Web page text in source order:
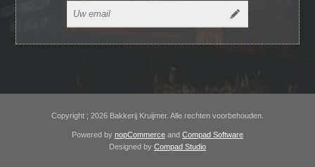
Copyright ; 2026 Bakkerij Kruijmer. Alle rechten voorbehouden.
Powered by nopCommerce and Compad Software
Designed by Compad Studio